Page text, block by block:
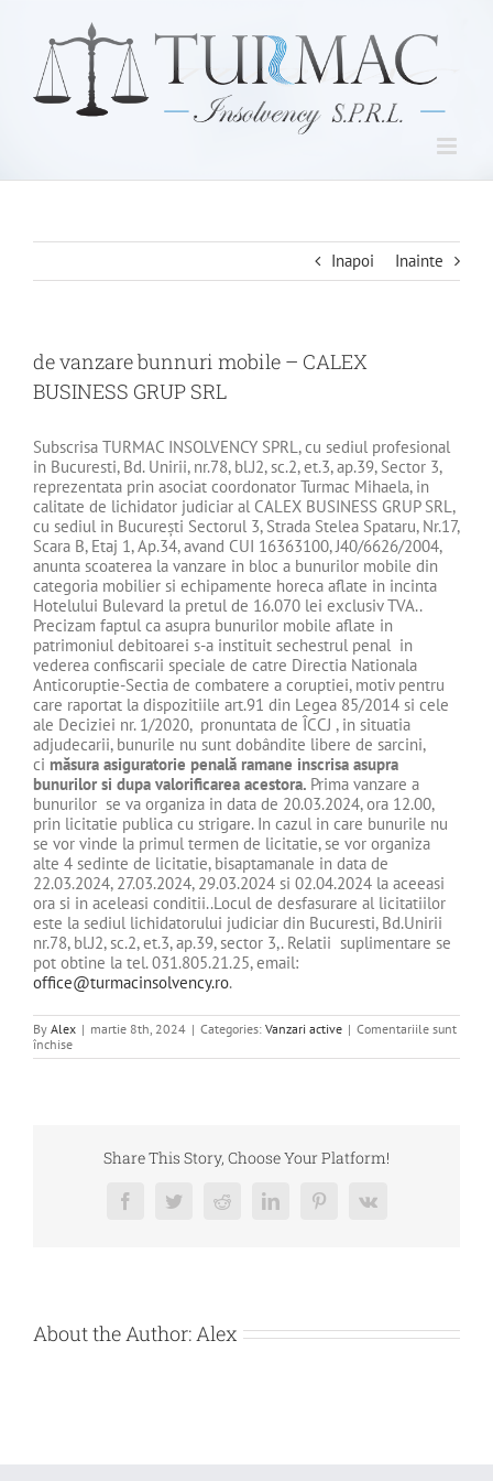
content
Inapoi Inainte
de vanzare bunnuri mobile – CALEX
BUSINESS GRUP SRL
Subscrisa TURMAC INSOLVENCY SPRL, cu sediul profesional
in Bucuresti, Bd. Unirii, nr.78, bl.J2, sc.2, et.3, ap.39, Sector 3,
reprezentata prin asociat coordonator Turmac Mihaela, in
calitate de lichidator judiciar al CALEX BUSINESS GRUP SRL,
cu sediul in Bucureşti Sectorul 3, Strada Stelea Spataru, Nr.17,
Scara B, Etaj 1, Ap.34, avand CUI 16363100, J40/6626/2004,
anunta scoaterea la vanzare in bloc a bunurilor mobile din
categoria mobilier si echipamente horeca aflate in incinta
Hotelului Bulevard la pretul de 16.070 lei exclusiv TVA..
Precizam faptul ca asupra bunurilor mobile aflate in
patrimoniul debitoarei s-a instituit sechestrul penal in
vederea confiscarii speciale de catre Directia Nationala
Anticoruptie-Sectia de combatere a coruptiei, motiv pentru
care raportat la dispozitiile art.91 din Legea 85/2014 si cele
ale Deciziei nr. 1/2020, pronuntata de ÎCCJ , in situatia
adjudecarii, bunurile nu sunt dobândite libere de sarcini,
ci măsura asiguratorie penală ramane inscrisa asupra
bunurilor si dupa valorificarea acestora. Prima vanzare a
bunurilor se va organiza in data de 20.03.2024, ora 12.00,
prin licitatie publica cu strigare. In cazul in care bunurile nu
se vor vinde la primul termen de licitatie, se vor organiza
alte 4 sedinte de licitatie, bisaptamanale in data de
22.03.2024, 27.03.2024, 29.03.2024 si 02.04.2024 la aceeasi
ora si in aceleasi conditii..Locul de desfasurare al licitatiilor
este la sediul lichidatorului judiciar din Bucuresti, Bd.Unirii
nr.78, bl.J2, sc.2, et.3, ap.39, sector 3,. Relatii suplimentare se
pot obtine la tel. 031.805.21.25, email:
office@turmacinsolvency.ro.
By Alex | martie 8th, 2024 | Categories: Vanzari active | Comentariile sunt
închisepentru
de
BUSINESSShare This Story, Choose Your Platform!
FacebookTwitterRedditLinkedInPinterest
Vk
About the Author: Alex